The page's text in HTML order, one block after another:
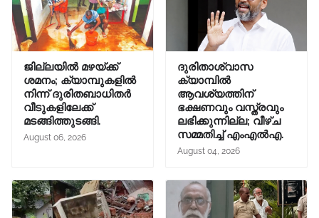
ജില്ലയിൽ മഴയ്ക്ക്
ശമനം; ക്യാമ്പുകളിൽ
നിന്ന് ദുരിതബാധിതർ
വീടുകളിലേക്ക്
മടങ്ങിത്തുടങ്ങി.
August 06, 2026
ദുരിതാശ്വാസ
ക്യാമ്പിൽ
ആവശ്യത്തിന്
ഭക്ഷണവും വസ്ത്രവും
ലഭിക്കുന്നില്ല; വീഴ്ച
സമ്മതിച്ച് എംഎൽഎ.
August 04, 2026